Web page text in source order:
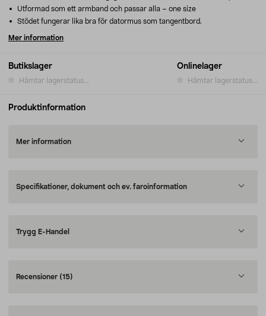
Butikslager
Hämtar lagerstatus...
Onlinelager
Hämtar lagerstatus...
Utformad som ett armband och passar alla – one size
Stödet fungerar lika bra för datormus som tangentbord.
Mer information
Produktinformation
Mer information
Specifikationer, dokument och ev. faroinformation
Trygg E-Handel
Recensioner (15)